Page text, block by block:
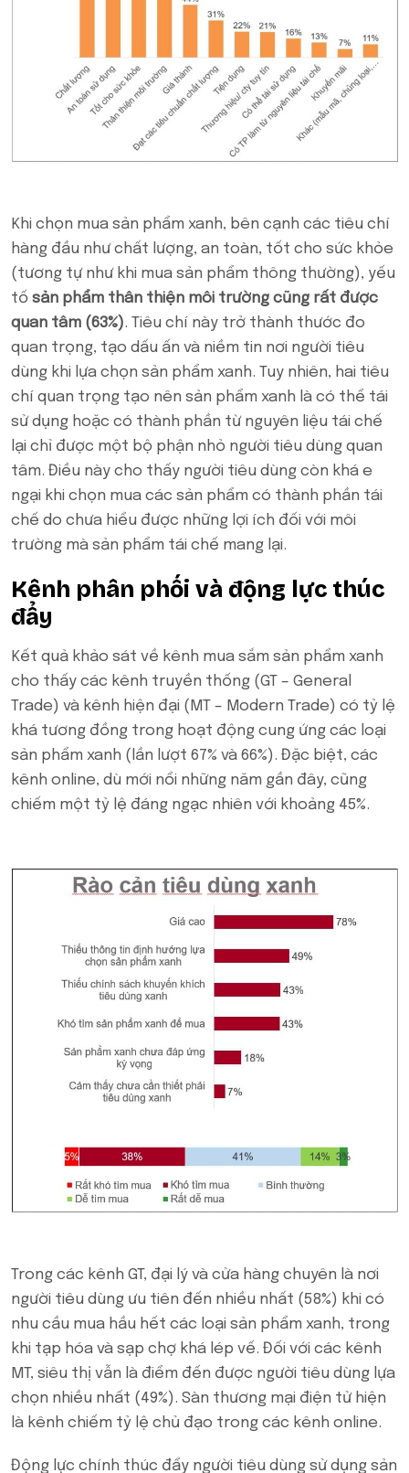
Khi chọn mua sản phẩm xanh, bên cạnh các tiêu chí
hàng đầu như chất lượng, an toàn, tốt cho sức khỏe
(tương tự như khi mua sản phẩm thông thường), yếu
tố sản phẩm thân thiện môi trường cũng rất được
quan tâm (63%). Tiêu chí này trở thành thước đo
quan trọng, tạo dấu ấn và niềm tin nơi người tiêu
dùng khi lựa chọn sản phẩm xanh. Tuy nhiên, hai tiêu
chí quan trọng tạo nên sản phẩm xanh là có thể tái
sử dụng hoặc có thành phần từ nguyên liệu tái chế
lại chỉ được một bộ phận nhỏ người tiêu dùng quan
tâm. Điều này cho thấy người tiêu dùng còn khá e
ngại khi chọn mua các sản phẩm có thành phần tái
chế do chưa hiểu được những lợi ích đối với môi
trường mà sản phẩm tái chế mang lại.
Kênh phân phối và động lực thúc
đẩy
Kết quả khảo sát về kênh mua sắm sản phẩm xanh
cho thấy các kênh truyền thống (GT – General
Trade) và kênh hiện đại (MT – Modern Trade) có tỷ lệ
khá tương đồng trong hoạt động cung ứng các loại
sản phẩm xanh (lần lượt 67% và 66%). Đặc biệt, các
kênh online, dù mới nổi những năm gần đây, cũng
chiếm một tỷ lệ đáng ngạc nhiên với khoảng 45%.
Trong các kênh GT, đại lý và cửa hàng chuyên là nơi
người tiêu dùng ưu tiên đến nhiều nhất (58%) khi có
nhu cầu mua hầu hết các loại sản phẩm xanh, trong
khi tạp hóa và sạp chợ khá lép vế. Đối với các kênh
MT, siêu thị vẫn là điểm đến được người tiêu dùng lựa
chọn nhiều nhất (49%). Sàn thương mại điện tử hiện
là kênh chiếm tỷ lệ chủ đạo trong các kênh online.
Động lực chính thúc đẩy người tiêu dùng sử dụng sản